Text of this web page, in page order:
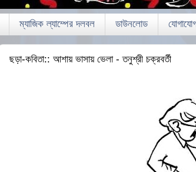
ম্যাজিক ল্যাম্পের দলবল ডাউনলোড
ছড়া-কবিতা:: আশায় ভাসায় ভেলা - তনুশ্রী চক্রবর্তী